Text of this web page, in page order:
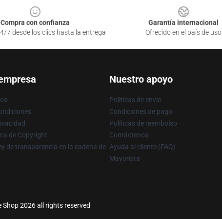
Compra con confianza
7 desde los clics hasta la entrega
Garantía internacional
Ofrecido en el país de uso
de Copyright
de transparencia en la cadena de
Nuestro apoyo
Políticas de envío
Condiciones de pago
Políticas de reembolso
Contáctenos
Ayuda al cliente (FAQ)
Mayorista
2026 all rights reserved